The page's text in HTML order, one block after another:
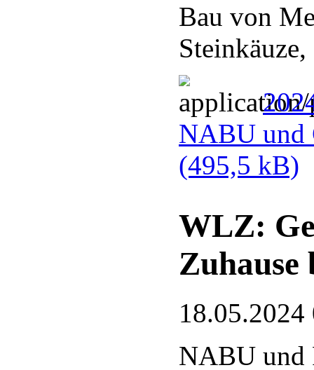
Bau von
NABU und
(495,5 kB)
WLZ:
Zuhause
18.05.2024
NABU und